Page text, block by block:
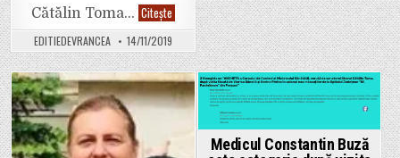
Cătălin Toma… CiteșteINCREDIBIL!
Spitalul
Județean
Focșani,
în
fruntea
căruia
se
află
Constantin
Mândrilă,
EDITIEDEVRANCEA 14/11/2019
dă
de
gol
pe
oficialii
Spitalului
Județean:
delegația
PSD
și
în
Posted
in
Posted
in
Medicul Constantin Buză